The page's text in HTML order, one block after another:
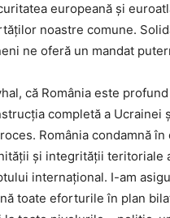
europeană și
noastre comune.
ne oferă un mandat
că România este
completă a Ucrainei
România condamnă
și integrității teritoriale
internațional. I-am
toate eforturile în plan